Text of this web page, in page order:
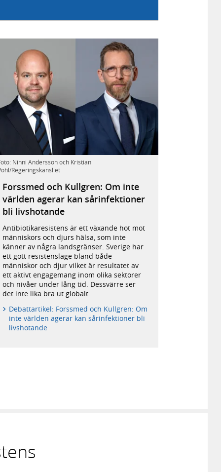
och
socialminister
Jakob
Ninni Andersson och Kristian
Regeringskansliet
Forssmed och Kullgren: Om inte
världen agerar kan sårinfektioner
bli livshotande
Antibiotikaresistens är ett växande hot mot
människors och djurs hälsa, som inte
känner av några landsgränser. Sverige har
ett gott resistensläge bland både
människor och djur vilket är resultatet av
ett aktivt engagemang inom olika sektorer
och nivåer under lång tid. Dessvärre ser
det inte lika bra ut globalt.
Debattartikel: Forssmed och Kullgren: Om
inte världen agerar kan sårinfektioner bli
livshotande